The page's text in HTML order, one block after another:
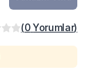
(0 Yorumlar)